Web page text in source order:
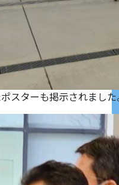
スターも掲示されました